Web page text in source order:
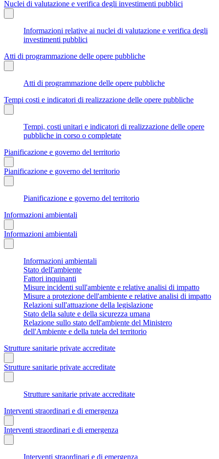
Nuclei di valutazione e verifica degli investimenti pubblici
Informazioni relative ai nuclei di valutazione e verifica degli
investimenti pubblici
Atti di programmazione delle opere pubbliche
Atti di programmazione delle opere pubbliche
Tempi costi e indicatori di realizzazione delle opere pubbliche
Tempi, costi unitari e indicatori di realizzazione delle opere
pubbliche in corso o completate
Pianificazione e governo del territorio
Pianificazione e governo del territorio
Pianificazione e governo del territorio
Informazioni ambientali
Informazioni ambientali
Informazioni ambientali
Stato dell'ambiente
Fattori inquinanti
Misure incidenti sull'ambiente e relative analisi di impatto
Misure a protezione dell'ambiente e relative analisi di impatto
Relazioni sull'attuazione della legislazione
Stato della salute e della sicurezza umana
Relazione sullo stato dell'ambiente del Ministero
dell'Ambiente e della tutela del territorio
Strutture sanitarie private accreditate
Strutture sanitarie private accreditate
Strutture sanitarie private accreditate
Interventi straordinari e di emergenza
Interventi straordinari e di emergenza
Interventi straordinari e di emergenza